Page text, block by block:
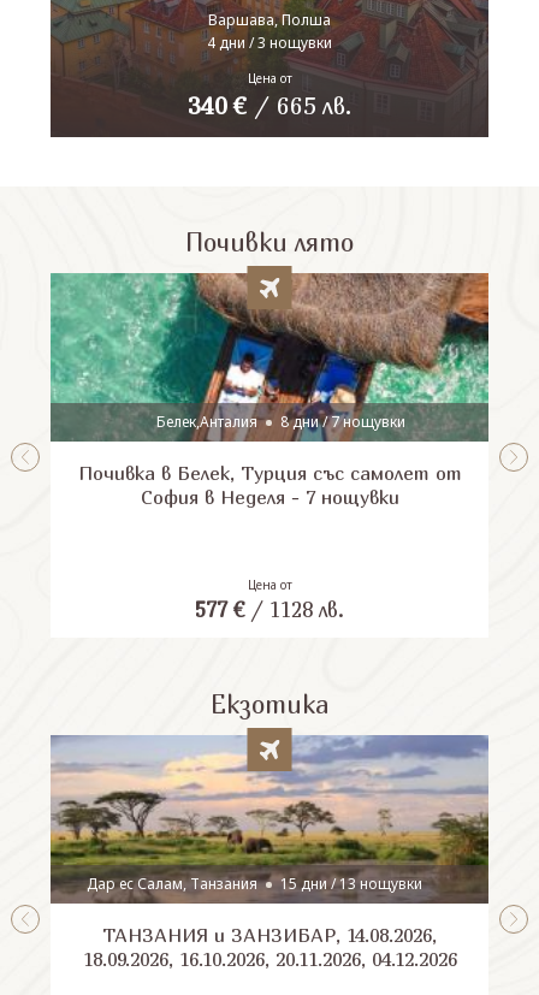
Варшава, Полша
4 дни / 3 нощувки
Цена от
340 € / 665 лв.
Почивки лято
Белек,Анталия 8 дни / 7 нощувки
Почивка в Белек, Турция със самолет от
София в Неделя - 7 нощувки
Цена от
577 €/ 1128 лв.
Екзотика
Дар ес Салам, Танзания 15 дни / 13 нощувки
ТАНЗАНИЯ и ЗАНЗИБАР, 14.08.2026,
18.09.2026, 16.10.2026, 20.11.2026, 04.12.2026